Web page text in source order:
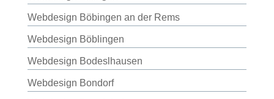
Webdesign Böbingen an der Rems
Webdesign Böblingen
Webdesign Bodeslhausen
Webdesign Bondorf